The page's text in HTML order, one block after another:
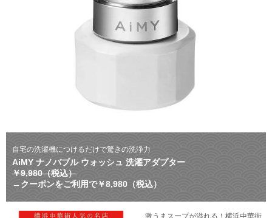
自宅の洗濯機につけるだけで驚きの洗浄力
AiMY ナノバブル ウォッシュ 洗濯アダプター
￥9,980（税込）
→クーポンをご利用で￥8,980（税込）
激うまスープが溢れる！横浜中華街